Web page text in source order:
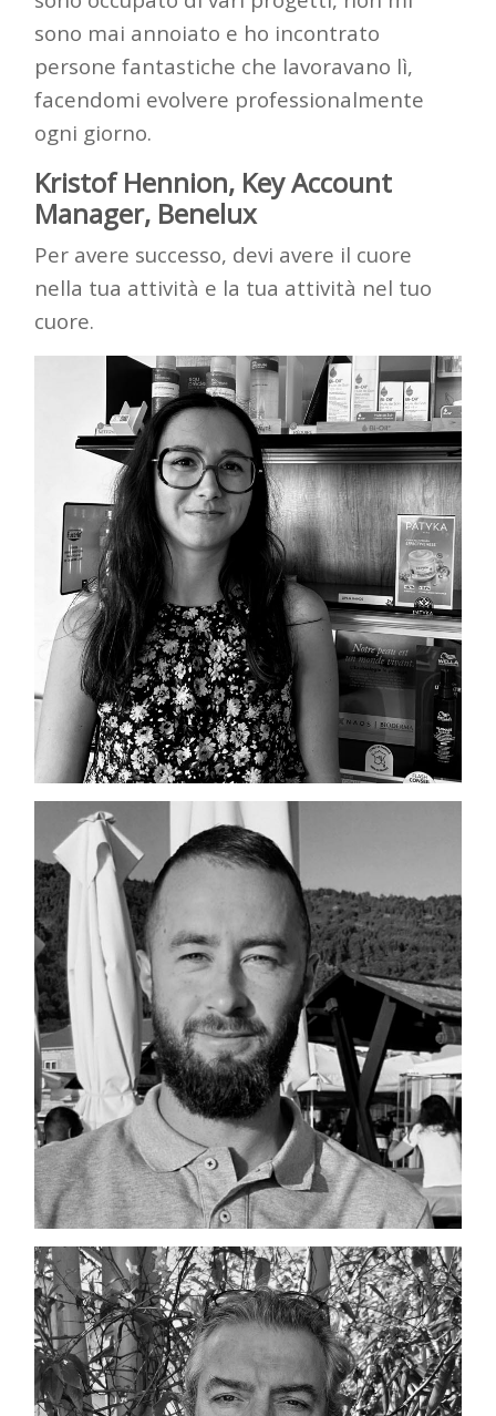
sono mai annoiato e ho incontrato
persone fantastiche che lavoravano lì,
facendomi evolvere professionalmente
ogni giorno.
Kristof Hennion, Key Account
Manager, Benelux
Per avere successo, devi avere il cuore
nella tua attività e la tua attività nel tuo
cuore.